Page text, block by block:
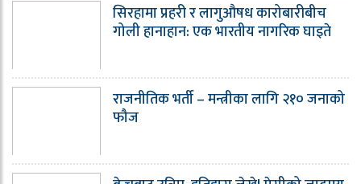
सिरहामा प्रहरी र लागुऔषध कारोबारीबीच
गोली हानाहान: एक भारतीय नागरिक घाइते
राजनीतिक भर्ती – मन्त्रीका लागि २१० जनाको
फौज